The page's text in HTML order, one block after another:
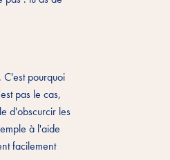
pourquoi
pas le cas,
d'obscurcir les
à l'aide
facilement